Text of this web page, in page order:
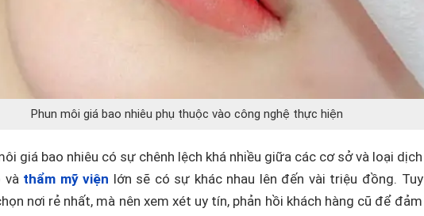
Phun môi giá bao nhiêu phụ thuộc vào công nghệ thực hiện
giá bao nhiêu có sự chênh lệch khá nhiều giữa các cơ sở và loại dịch
và thẩm mỹ viện lớn sẽ có sự khác nhau lên đến vài triệu đồng. Tuy
nơi rẻ nhất, mà nên xem xét uy tín, phản hồi khách hàng cũ để đảm